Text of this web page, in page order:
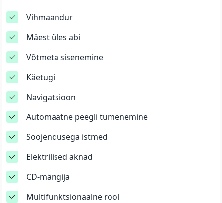
Vihmaandur
Mäest üles abi
Võtmeta sisenemine
Käetugi
Navigatsioon
Automaatne peegli tumenemine
Soojendusega istmed
Elektrilised aknad
CD-mängija
Multifunktsionaalne rool